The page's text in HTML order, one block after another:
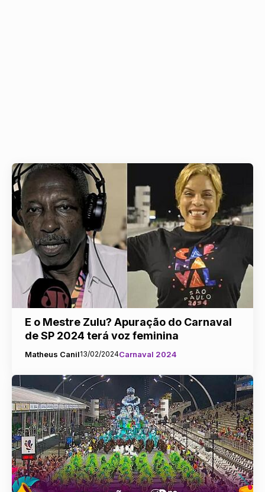
E o Mestre Zulu? Apuração do Carnaval
de SP 2024 terá voz feminina
Matheus Canil13/02/2024Carnaval 2024